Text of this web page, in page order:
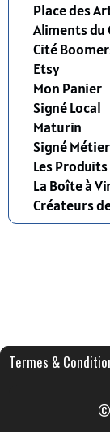
Place des
Aliments du
Cité
Etsy
Mon Panier
Signé Local
Maturin
Signé
Les
La Boîte à
Créateurs
Termes &
©